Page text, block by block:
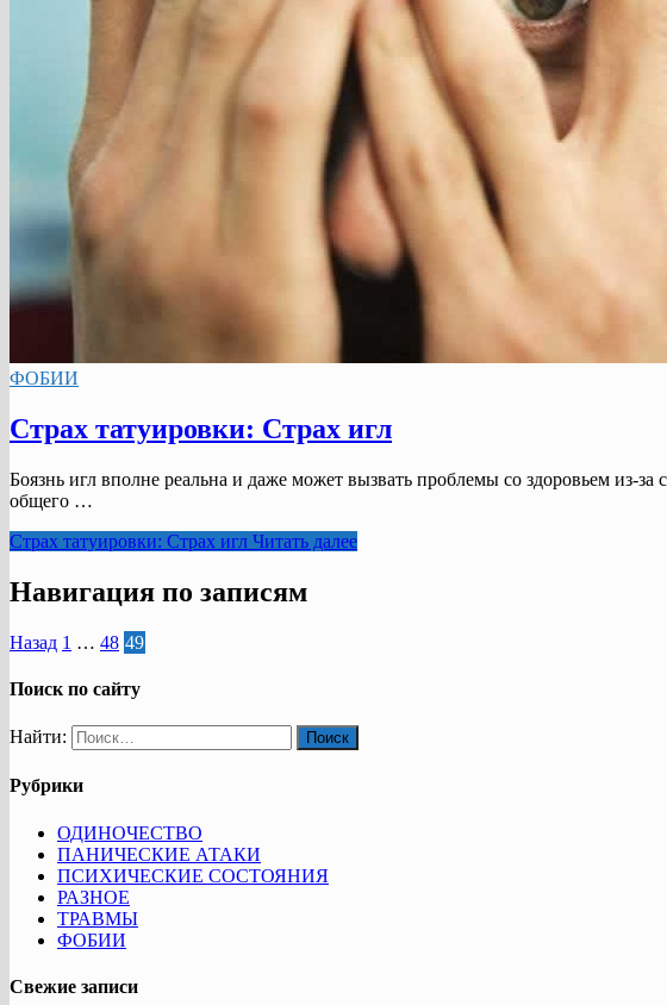
ФОБИИ
Страх татуировки: Страх игл
Боязнь игл вполне реальна и даже может вызвать проблемы со здоровьем из-за
общего …
Страх татуировки: Страх игл Читать далее
Навигация по записям
Назад 1 … 48 49
Поиск по сайту
Найти:
Рубрики
ОДИНОЧЕСТВО
ПАНИЧЕСКИЕ АТАКИ
ПСИХИЧЕСКИЕ СОСТОЯНИЯ
РАЗНОЕ
ТРАВМЫ
ФОБИИ
Свежие записи